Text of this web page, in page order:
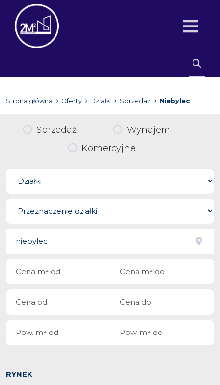
Strona główna Oferty Działki Sprzedaż Niebylec
Sprzedaż
Wynajem
Komercyjne
RYNEK